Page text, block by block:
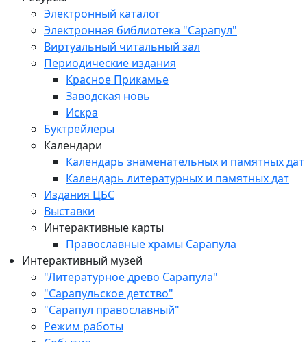
Электронный каталог
Электронная библиотека "Сарапул"
Виртуальный читальный зал
Периодические издания
Красное Прикамье
Заводская новь
Искра
Буктрейлеры
Календари
Календарь знаменательных и памятных дат
Календарь литературных и памятных дат
Издания ЦБС
Выставки
Интерактивные карты
Православные храмы Сарапула
Интерактивный музей
"Литературное древо Сарапула"
"Сарапульское детство"
"Сарапул православный"
Режим работы